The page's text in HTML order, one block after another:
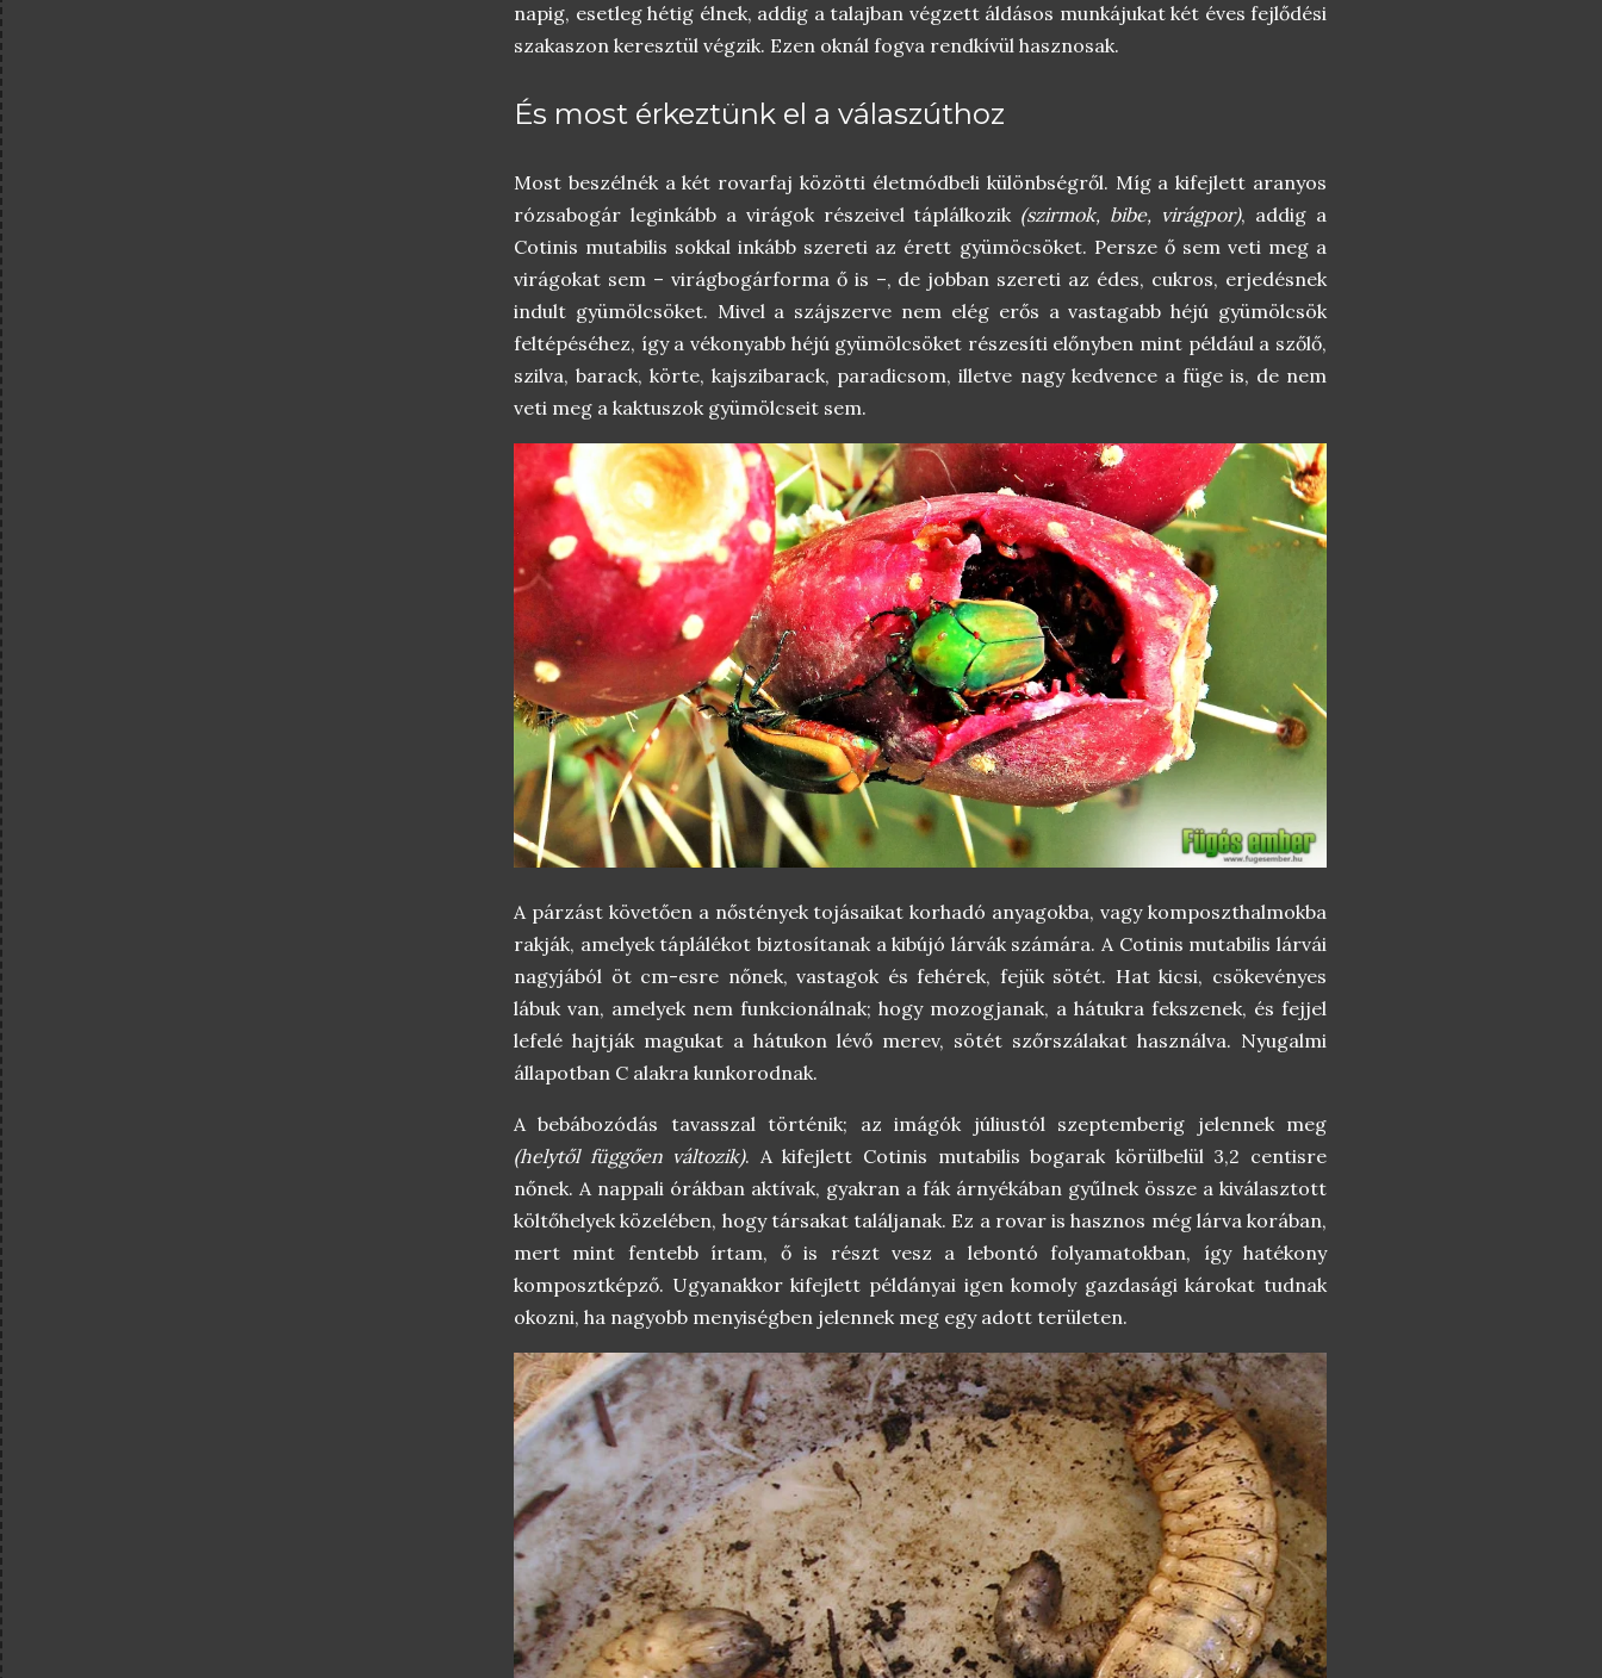
napig, esetleg hétig élnek, addig a talajban végzett áldásos munkájukat két éves fejlődési
szakaszon keresztül végzik. Ezen oknál fogva rendkívül hasznosak.
És most érkeztünk el a válaszúthoz
Most beszélnék a két rovarfaj közötti életmódbeli különbségről. Míg a kifejlett aranyos
rózsabogár leginkább a virágok részeivel táplálkozik (szirmok, bibe, virágpor), addig a
Cotinis mutabilis sokkal inkább szereti az érett gyümöcsöket. Persze ő sem veti meg a
virágokat sem – virágbogárforma ő is –, de jobban szereti az édes, cukros, erjedésnek
indult gyümölcsöket. Mivel a szájszerve nem elég erős a vastagabb héjú gyümölcsök
feltépéséhez, így a vékonyabb héjú gyümölcsöket részesíti előnyben mint például a szőlő,
szilva, barack, körte, kajszibarack, paradicsom, illetve nagy kedvence a füge is, de nem
veti meg a kaktuszok gyümölcseit sem.
A párzást követően a nőstények tojásaikat korhadó anyagokba, vagy komposzthalmokba
rakják, amelyek táplálékot biztosítanak a kibújó lárvák számára. A Cotinis mutabilis lárvái
nagyjából öt cm-esre nőnek, vastagok és fehérek, fejük sötét. Hat kicsi, csökevényes
lábuk van, amelyek nem funkcionálnak; hogy mozogjanak, a hátukra fekszenek, és fejjel
lefelé hajtják magukat a hátukon lévő merev, sötét szőrszálakat használva. Nyugalmi
állapotban C alakra kunkorodnak.
A bebábozódás tavasszal történik; az imágók júliustól szeptemberig jelennek meg
(helytől függően változik). A kifejlett Cotinis mutabilis bogarak körülbelül 3,2 centisre
nőnek. A nappali órákban aktívak, gyakran a fák árnyékában gyűlnek össze a kiválasztott
költőhelyek közelében, hogy társakat találjanak. Ez a rovar is hasznos még lárva korában,
mert mint fentebb írtam, ő is részt vesz a lebontó folyamatokban, így hatékony
komposztképző. Ugyanakkor kifejlett példányai igen komoly gazdasági károkat tudnak
okozni, ha nagyobb menyiségben jelennek meg egy adott területen.